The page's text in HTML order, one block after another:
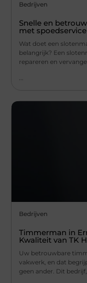
Bedrijven
Snelle en
met spoedservice
Wat doet een
belangrijk? Een
repareren en
...
Bedrijven
Timmerman in
Kwaliteit van TK
Uw betrouwbare
vakwerk, en dat
geen ander. Dit bedrijf,